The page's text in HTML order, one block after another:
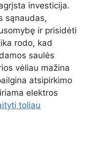
investicija.
sąnaudas,
ir prisidėti
rodo, kad
saulės
vėliau mažina
atsipirkimo
elektros
toliau